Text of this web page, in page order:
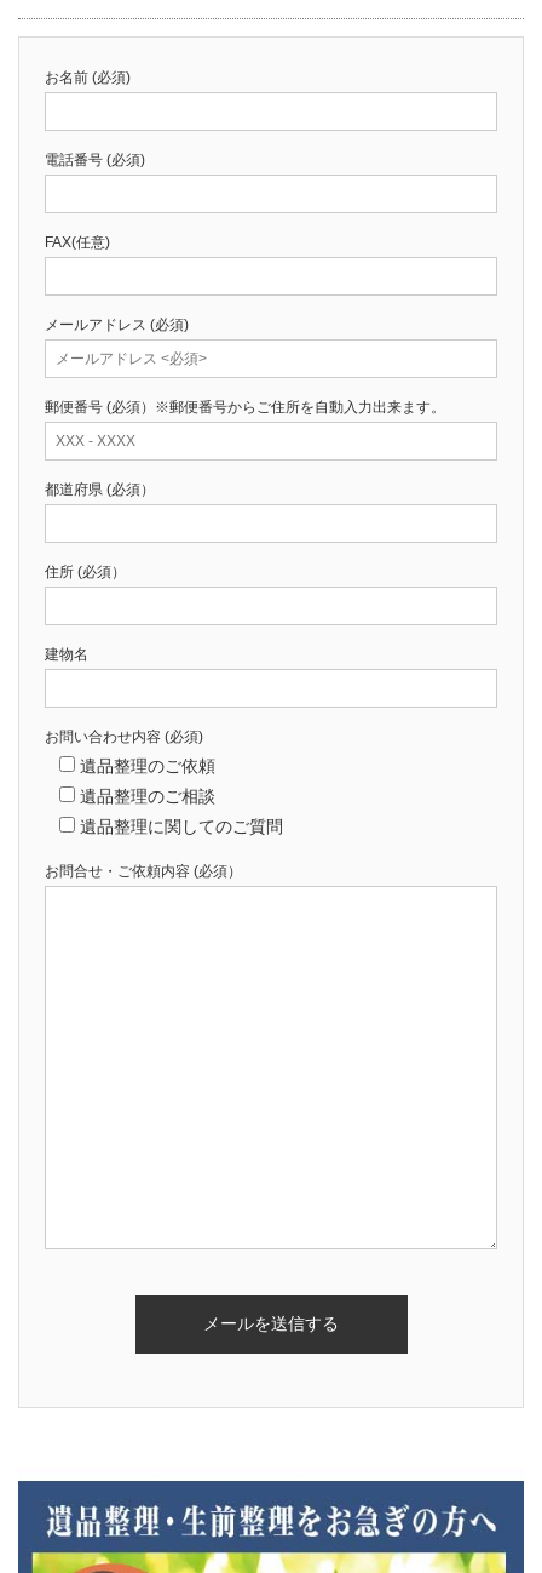
お名前 (必須)
電話番号 (必須)
FAX(任意)
メールアドレス (必須)
郵便番号 (必須）※郵便番号からご住所を自動入力出来ます。
都道府県 (必須）
住所 (必須）
建物名
お問い合わせ内容 (必須)
遺品整理のご依頼
遺品整理のご相談
遺品整理に関してのご質問
お問合せ・ご依頼内容 (必須）